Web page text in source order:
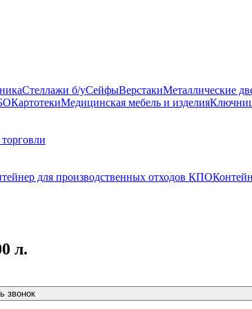
Стеллажи б/уСейфыВерстакиМеталлические
КартотекиМедицинская мебель и изделия
для производственных отходов КПО
л.
звонок